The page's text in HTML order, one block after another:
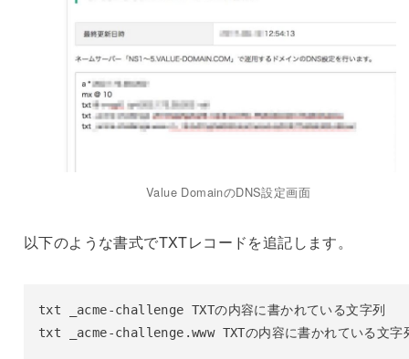
Value DomainのDNS設定画面
以下のような書式でTXTレコードを追記します。
txt _acme-challenge TXTの内容に書かれている文字列
txt _acme-challenge.www TXTの内容に書かれている文字